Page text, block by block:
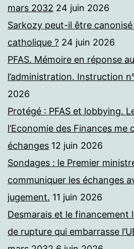
mars 2032 24 juin 2026
Sarkozy peut-il être canonisé
catholique ? 24 juin 2026
PFAS. Mémoire en réponse
l’administration. Instruction
2026
Protégé : PFAS et lobbying.
l’Economie des Finances me
échanges 12 juin 2026
Sondages : le Premier
communiquer les échanges
jugement. 11 juin 2026
Desmarais et le financement
de rupture qui embarrasse